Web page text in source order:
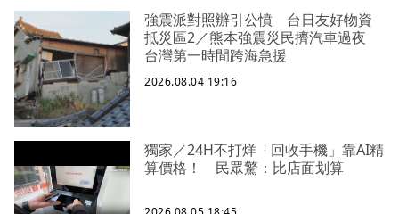
強震派對照辦引公憤 台日友好物資
抵災區2／熊本強震災民擠汽車過夜
台灣第一時間跨海急援
2026.08.04 19:16
獨家／24H不打烊「回收手機」靠AI精
算價格！ 民眾驚：比店面划算